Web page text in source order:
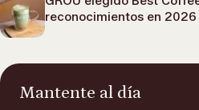
reconocimientos en 2026
Mantente al día